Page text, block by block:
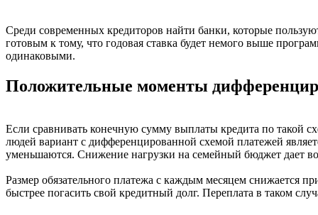
Среди современных кредиторов найти банки, которые
готовым к тому, что годовая ставка будет немого выше
одинаковыми.
Положительные моменты
Если сравнивать конечную сумму выплаты кредита по такой
людей вариант с дифференцированной схемой платежей
уменьшаются. Снижение нагрузки на семейный бюджет дает
Размер обязательного платежа с каждым месяцем снижается
быстрее погасить свой кредитный долг. Переплата в таком